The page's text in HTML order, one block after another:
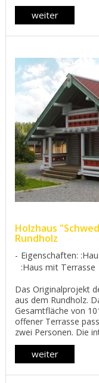
weiter
Holzhaus
Rundholz
Eigenschaften:
:Haus mit Terrasse
Das Originalprojekt
aus dem Rundholz.
Gesamtfläche von
offener Terrasse
zwei Personen. Die
weiter